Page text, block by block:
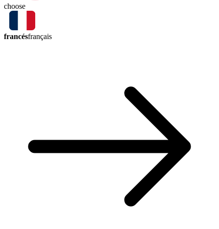
choose
francésfrançais